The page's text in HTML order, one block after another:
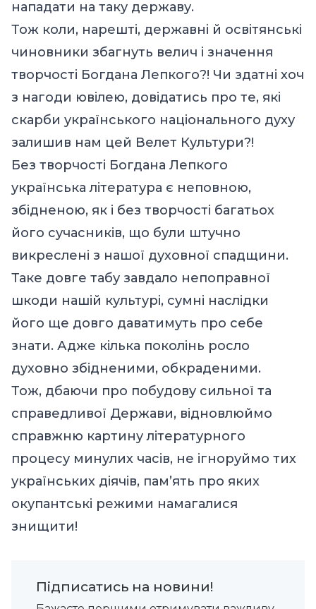
нападати на таку державу.
Тож коли, нарешті, державні й освітянські
чиновники збагнуть велич і значення
творчості Богдана Лепкого?! Чи здатні хоч
з нагоди ювілею, довідатись про те, які
скарби українського національного духу
залишив нам цей Велет Культури?!
Без творчості Богдана Лепкого
українська література є неповною,
збідненою, як і без творчості багатьох
його сучасників, що були штучно
викреслені з нашої духовної спадщини.
Таке довге табу завдало непоправної
шкоди нашій культурі, сумні наслідки
його ще довго даватимуть про себе
знати. Адже кілька поколінь росло
духовно збідненими, обкраденими.
Тож, дбаючи про побудову сильної та
справедливої Держави, відновлюймо
справжню картину літературного
процесу минулих часів, не ігноруймо тих
українських діячів, пам’ять про яких
окупантські режими намагалися
знищити!
Підписатись на новини!